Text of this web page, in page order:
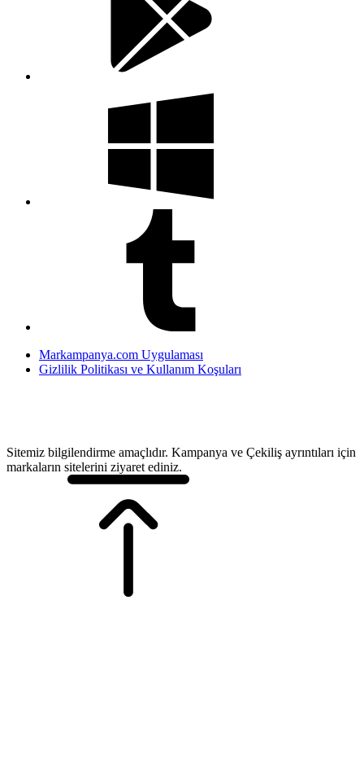
Markampanya.com Uygulaması
Gizlilik Politikası ve Kullanım Koşuları
Sitemiz bilgilendirme amaçlıdır. Kampanya ve Çekiliş ayrıntıları için
markaların sitelerini ziyaret ediniz.